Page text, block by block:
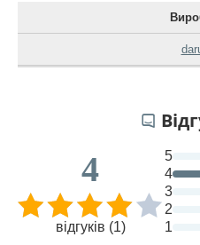
4
відгуків (1)
5
4
3
2
1